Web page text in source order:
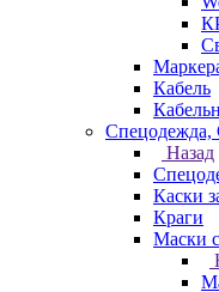
Кабель
Назад
Каски
Краги
Маски